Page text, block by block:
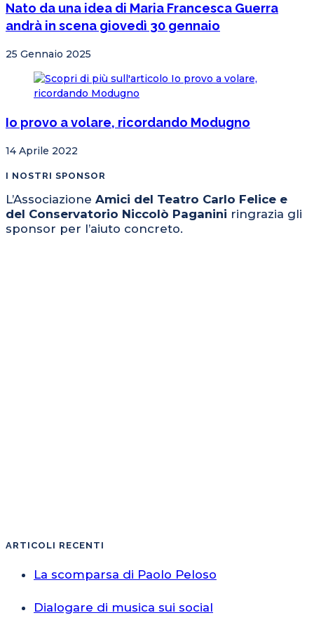
Nato da una idea di Maria Francesca Guerra
andrà in scena giovedì 30 gennaio
25 Gennaio 2025
Io provo a volare, ricordando Modugno
14 Aprile 2022
I NOSTRI SPONSOR
L’Associazione Amici del Teatro Carlo Felice e
del Conservatorio Niccolò Paganini ringrazia gli
sponsor per l’aiuto concreto.
ARTICOLI RECENTI
La scomparsa di Paolo Peloso
Dialogare di musica sui social